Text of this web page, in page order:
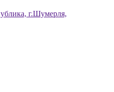
г.Шумерля,